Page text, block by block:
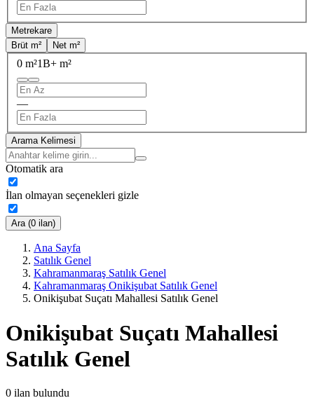
Metrekare
Brüt m²
Net m²
0 m²1B+ m²
—
Arama Kelimesi
Otomatik ara
İlan olmayan seçenekleri gizle
Ara (0 ilan)
Ana Sayfa
Satılık Genel
Kahramanmaraş Satılık Genel
Kahramanmaraş Onikişubat Satılık Genel
Onikişubat Suçatı Mahallesi Satılık Genel
Onikişubat Suçatı Mahallesi
Satılık Genel
0 ilan bulundu